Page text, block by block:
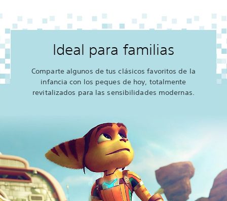
Ideal para familias
Comparte algunos de tus clásicos favoritos de la
infancia con los peques de hoy, totalmente
revitalizados para las sensibilidades modernas.